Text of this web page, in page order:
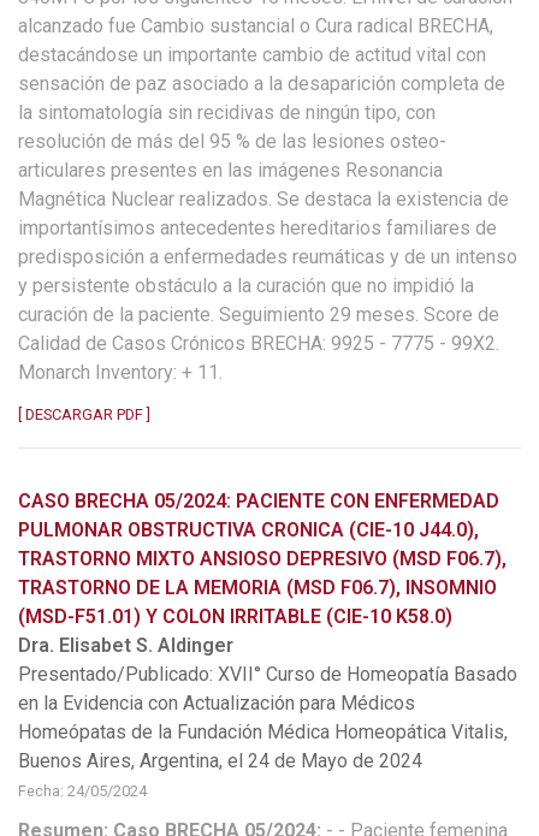
alcanzado fue Cambio sustancial o Cura radical BRECHA,
destacándose un importante cambio de actitud vital con
sensación de paz asociado a la desaparición completa de
la sintomatología sin recidivas de ningún tipo, con
resolución de más del 95 % de las lesiones osteo-
articulares presentes en las imágenes Resonancia
Magnética Nuclear realizados. Se destaca la existencia de
importantísimos antecedentes hereditarios familiares de
predisposición a enfermedades reumáticas y de un intenso
y persistente obstáculo a la curación que no impidió la
curación de la paciente. Seguimiento 29 meses. Score de
Calidad de Casos Crónicos BRECHA: 9925 - 7775 - 99X2.
Monarch Inventory: + 11.
[ DESCARGAR PDF ]
CASO BRECHA 05/2024: PACIENTE CON ENFERMEDAD
PULMONAR OBSTRUCTIVA CRONICA (CIE-10 J44.0),
TRASTORNO MIXTO ANSIOSO DEPRESIVO (MSD F06.7),
TRASTORNO DE LA MEMORIA (MSD F06.7), INSOMNIO
(MSD-F51.01) Y COLON IRRITABLE (CIE-10 K58.0)
Dra. Elisabet S. Aldinger
Presentado/Publicado: XVII° Curso de Homeopatía Basado
en la Evidencia con Actualización para Médicos
Homeópatas de la Fundación Médica Homeopática Vitalis,
Buenos Aires, Argentina, el 24 de Mayo de 2024
Fecha: 24/05/2024
Resumen: Caso BRECHA 05/2024: - - Paciente femenina